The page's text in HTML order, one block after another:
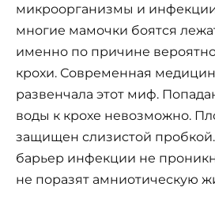
микроорганизмы и
многие мамочки боятся
именно по причине
крохи. Современная
развенчала этот миф.
воды к крохе невозможно.
защищен слизистой пробкой.
барьер инфекции не
не поразят амниотическую